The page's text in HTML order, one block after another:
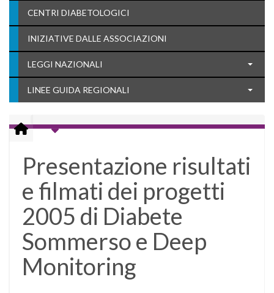
CENTRI DIABETOLOGICI
INIZIATIVE DALLE ASSOCIAZIONI
LEGGI NAZIONALI
LINEE GUIDA REGIONALI
Presentazione risultati
e filmati dei progetti
2005 di Diabete
Sommerso e Deep
Monitoring